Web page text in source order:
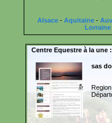
Alsace - Aquitaine -
Lorraine
Centre Equestre à la une :
sas